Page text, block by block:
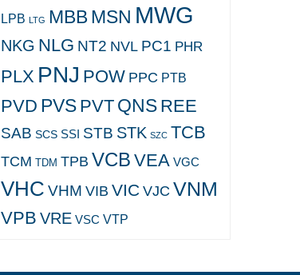
LPB LTG MBBMSN MWG
NKG NLG NT2 NVL PC1 PHR
PLX PNJ POW PPC PTB
PVD PVS PVT QNS REE
SAB SCS SSI STB STK SZC TCB
TCM TDM TPB VCB VEA VGC
VHC VHM VIB VICVJC VNM
VPB VRE VSC VTP